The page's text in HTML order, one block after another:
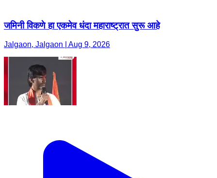
जमिनी विकणे हा एकमेव धंदा महाराष्ट्रात सुरू आहे
Jalgaon, Jalgaon | Aug 9, 2026